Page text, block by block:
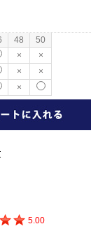
48
50
×
×
×
×
×
5.00